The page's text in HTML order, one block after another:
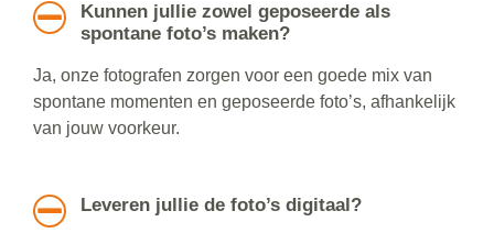
Kunnen jullie zowel geposeerde als
spontane foto’s maken?
Ja, onze fotografen zorgen voor een goede mix van
spontane momenten en geposeerde foto’s, afhankelijk
van jouw voorkeur.
Leveren jullie de foto’s digitaal?